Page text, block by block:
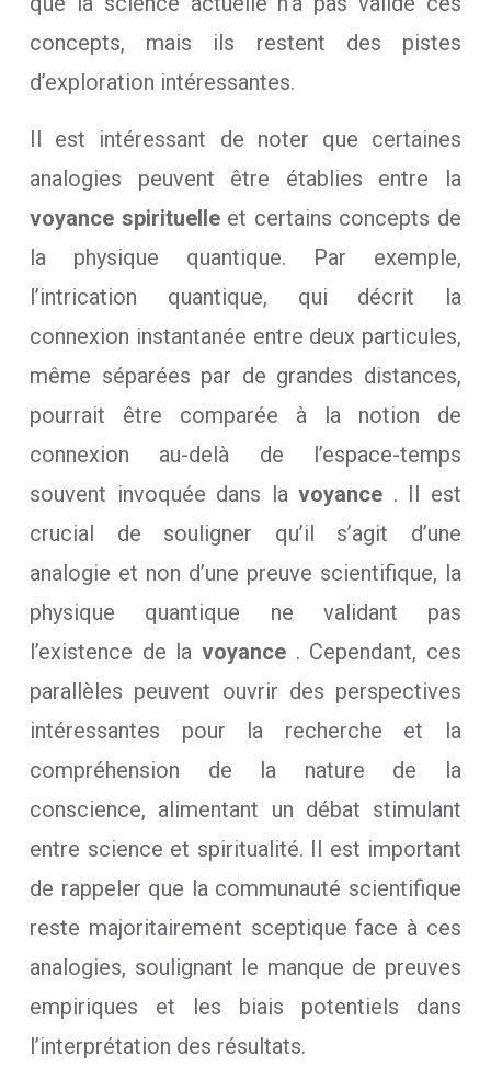
concepts, mais ils restent des pistes
d’exploration intéressantes.
Il est intéressant de noter que certaines
analogies peuvent être établies entre la
voyance spirituelle et certains concepts de
la physique quantique. Par exemple,
l’intrication quantique, qui décrit la
connexion instantanée entre deux particules,
même séparées par de grandes distances,
pourrait être comparée à la notion de
connexion au-delà de l’espace-temps
souvent invoquée dans lavoyance . Il est
crucial de souligner qu’il s’agit d’une
analogie et non d’une preuve scientifique, la
physique quantique ne validant pas
l’existence de la voyance . Cependant, ces
parallèles peuvent ouvrir des perspectives
intéressantes pour la recherche et la
compréhension de la nature de la
conscience, alimentant un débat stimulant
entre science et spiritualité. Il est important
de rappeler que la communauté scientifique
reste majoritairement sceptique face à ces
analogies, soulignant le manque de preuves
empiriques et les biais potentiels dans
l’interprétation des résultats.